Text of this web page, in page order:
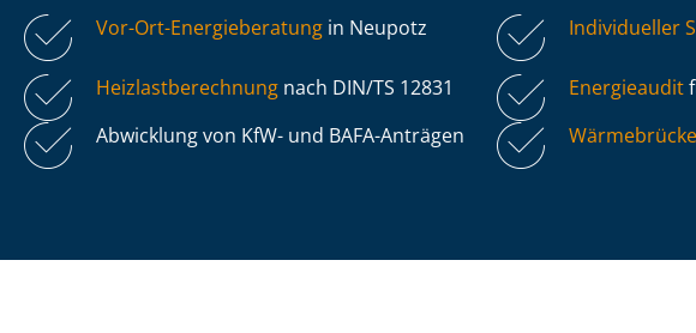
Vor-Ort-Energieberatung in Neupotz Individueller
Heiz­last­be­rech­nung nach DIN/TS 12831 Energieaudit
Abwicklung von KfW- und BAFA-Anträgen